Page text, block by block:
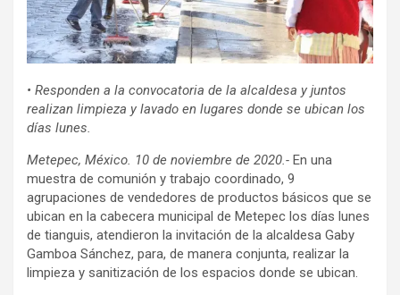
• Responden a la convocatoria de la alcaldesa y juntos
realizan limpieza y lavado en lugares donde se ubican los
días lunes.
Metepec, México. 10 de noviembre de 2020.- En una
muestra de comunión y trabajo coordinado, 9
agrupaciones de vendedores de productos básicos que se
ubican en la cabecera municipal de Metepec los días lunes
de tianguis, atendieron la invitación de la alcaldesa Gaby
Gamboa Sánchez, para, de manera conjunta, realizar la
limpieza y sanitización de los espacios donde se ubican.